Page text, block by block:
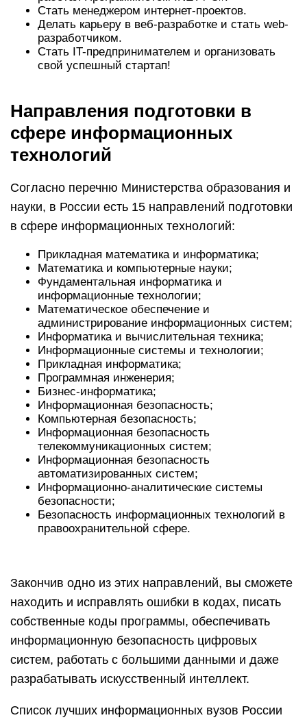
Стать менеджером интернет-проектов.
Делать карьеру в веб-разработке и стать web-
разработчиком.
Стать IT-предпринимателем и организовать
свой успешный стартап!
Направления подготовки в
сфере информационных
технологий
Согласно перечню Министерства образования и
науки, в России есть 15 направлений подготовки
в сфере информационных технологий:
Прикладная математика и информатика;
Математика и компьютерные науки;
Фундаментальная информатика и
информационные технологии;
Математическое обеспечение и
администрирование информационных систем;
Информатика и вычислительная техника;
Информационные системы и технологии;
Прикладная информатика;
Программная инженерия;
Бизнес-информатика;
Информационная безопасность;
Компьютерная безопасность;
Информационная безопасность
телекоммуникационных систем;
Информационная безопасность
автоматизированных систем;
Информационно-аналитические системы
безопасности;
Безопасность информационных технологий в
правоохранительной сфере.
Закончив одно из этих направлений, вы сможете
находить и исправлять ошибки в кодах, писать
собственные коды программы, обеспечивать
информационную безопасность цифровых
систем, работать с большими данными и даже
разрабатывать искусственный интеллект.
Список лучших информационных вузов России